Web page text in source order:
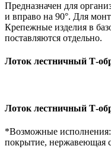
Предназначен для
и вправо на 90°. Для
Крепежные изделия в
поставляются отдельно.
Лоток лестничный Т-
Лоток лестничный Т-
*Возможные исполнения:
покрытие, нержавеющая